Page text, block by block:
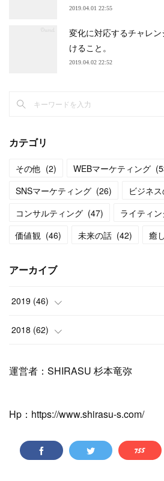
2019.04.01 22:55
変化に対応するチャレ
けること。
2019.04.02 22:52
カテゴリ
その他 (2) WEBマーケティング (
SNSマーケティング (26) ビジネ
コンサルティング (47) ライティ
価値観 (46) 未来の話 (42) 癒
アーカイブ
2019 (46)
(11
(17)
2018 (62)
(5)
(7)
運営者：SHIRASU 杉本竜弥
Hp：https://www.shirasu-s.com/